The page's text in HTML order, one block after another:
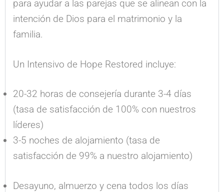
para ayudar a las parejas que se alinean con la
intención de Dios para el matrimonio y la
familia.
Un Intensivo de Hope Restored incluye:
20-32 horas de consejería durante 3-4 días
(tasa de satisfacción de 100% con nuestros
líderes)
3-5 noches de alojamiento (tasa de
satisfacción de 99% a nuestro alojamiento)
Desayuno, almuerzo y cena todos los días